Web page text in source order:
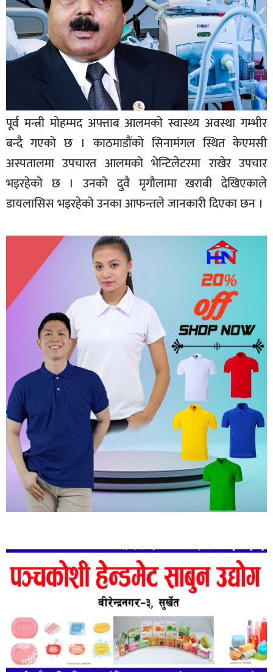
पूर्व मन्त्री मोहम्मद अफ्ताब आलमको स्वास्थ्य अवस्था गम्भीर
बन्दै गएको छ । काठमाडौंको सिनामंगल स्थित केएमसी
अस्पतालमा उपचारत आलमको भेन्टिलेटरमा राखेर उपचार
भइरहेको छ । उनको दुवै मृगौलामा खराबी देखिएकाले
डायलासिस भइरहेको उनका आफन्तले जानकारी दिएका छन ।